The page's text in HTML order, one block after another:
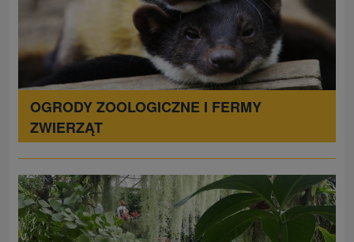
OGRODY ZOOLOGICZNE I FERMY
ZWIERZĄT